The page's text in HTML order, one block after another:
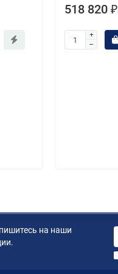
518 820 ₽
на наши